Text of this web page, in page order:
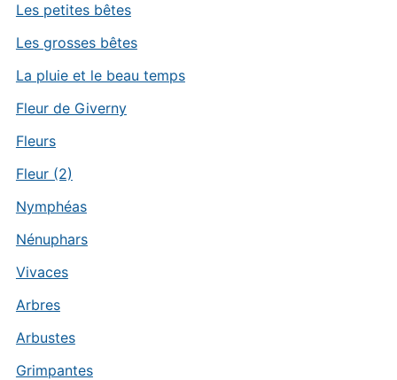
Les petites bêtes
Les grosses bêtes
La pluie et le beau temps
Fleur de Giverny
Fleurs
Fleur (2)
Nymphéas
Nénuphars
Vivaces
Arbres
Arbustes
Grimpantes